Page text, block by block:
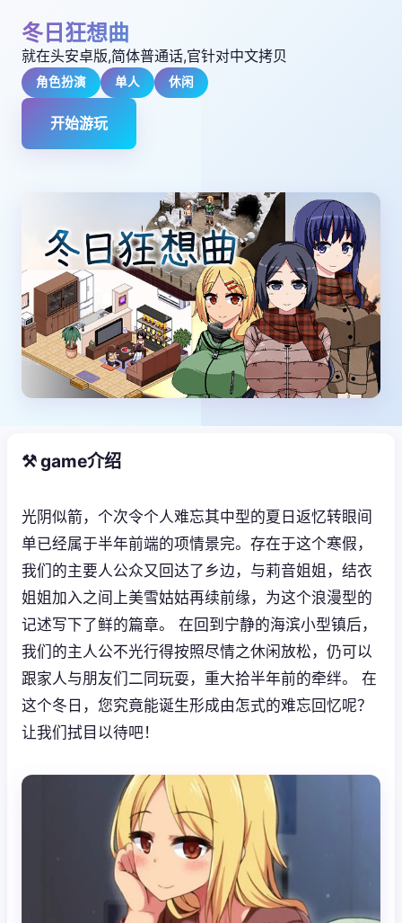
冬日狂想曲
就在头安卓版,简体普通话,官针对中文拷贝
角色扮演 单人 休闲
开始游玩
⚒️ game介绍
光阴似箭，个次令个人难忘其中型的夏日返忆转眼间
单已经属于半年前端的项情景完。存在于这个寒假，
我们的主要人公众又回达了乡边，与莉音姐姐，结衣
姐姐加入之间上美雪姑姑再续前缘，为这个浪漫型的
记述写下了鲜的篇章。 在回到宁静的海滨小型镇后，
我们的主人公不光行得按照尽情之休闲放松，仍可以
跟家人与朋友们二同玩耍，重大拾半年前的牵绊。 在
这个冬日，您究竟能诞生形成由怎式的难忘回忆呢？
让我们拭目以待吧！